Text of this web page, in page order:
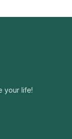
your life!